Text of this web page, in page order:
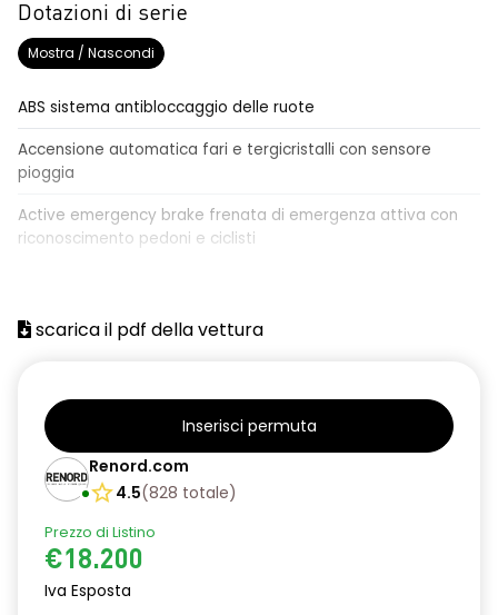
Dotazioni di serie
Mostra / Nascondi
ABS sistema antibloccaggio delle ruote
Accensione automatica fari e tergicristalli con sensore
pioggia
Active emergency brake frenata di emergenza attiva con
riconoscimento pedoni e ciclisti
Airbag laterali a tendina anteriori e posteriori
Alzacristalli elettrici posteriori
Barre tetto modulari nere
Bracciolo anteriore con vano portaoggetti
Chiave pieghevole a 3 pulsanti
scarica il pdf della vettura
Inserisci permuta
Renord.com
4.5(828 totale)
Prezzo di Listino
€18.200
Iva Esposta